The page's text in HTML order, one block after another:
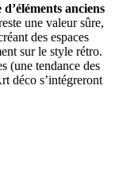
d’éléments anciens
une valeur sûre,
des espaces
sur le style rétro.
(une tendance des
déco s’intégreront